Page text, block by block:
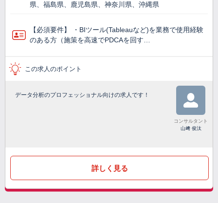
県、福島県、鹿児島県、神奈川県、沖縄県
【必須要件】 ・BIツール(Tableauなど)を業務で使⽤経験
のある方（施策を高速でPDCAを回す…
この求人のポイント
データ分析のプロフェッショナル向けの求人です！
コンサルタント
山﨑 俊汰
詳しく見る